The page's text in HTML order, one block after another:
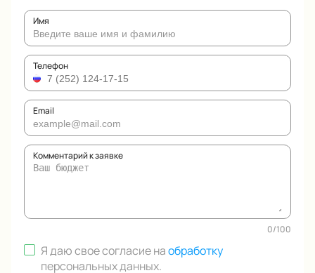
Имя
Телефон
Email
Комментарий к заявке
0/100
Я даю свое согласие наобработку
персональных данных.